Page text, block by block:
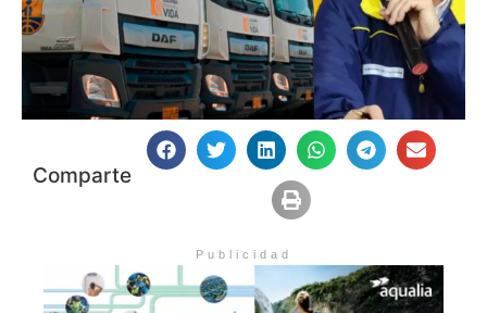
Comparte
Publicidad